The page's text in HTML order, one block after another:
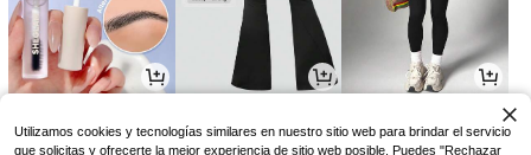
Utilizamos cookies y tecnologías similares en nuestro sitio web para brindar el servicio
que solicitas y ofrecerte la mejor experiencia de sitio web posible. Puedes "Rechazar